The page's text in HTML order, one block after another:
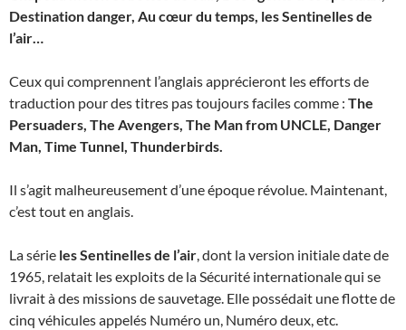
Destination danger, Au cœur du temps, les Sentinelles de
l’air…
Ceux qui comprennent l’anglais apprécieront les efforts de
traduction pour des titres pas toujours faciles comme : The
Persuaders, The Avengers, The Man from UNCLE, Danger
Man, Time Tunnel, Thunderbirds.
Il s’agit malheureusement d’une époque révolue. Maintenant,
c’est tout en anglais.
La série les Sentinelles de l’air, dont la version initiale date de
1965, relatait les exploits de la Sécurité internationale qui se
livrait à des missions de sauvetage. Elle possédait une flotte de
cinq véhicules appelés Numéro un, Numéro deux, etc.